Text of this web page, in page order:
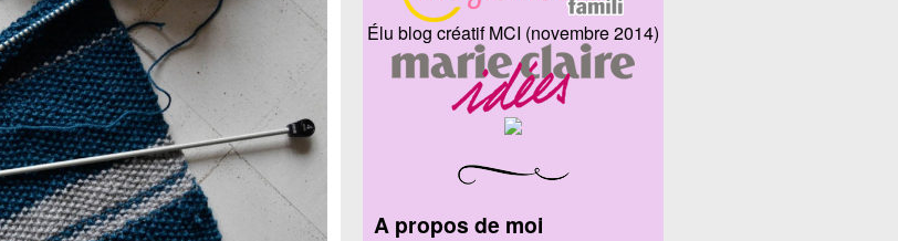
Élu blog créatif MCI (novembre 2014)
A propos de moi